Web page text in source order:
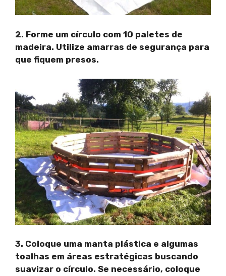
2. Forme um círculo com 10 paletes de
madeira. Utilize amarras de segurança para
que fiquem presos.
3. Coloque uma manta plástica e algumas
toalhas em áreas estratégicas buscando
suavizar o círculo. Se necessário, coloque